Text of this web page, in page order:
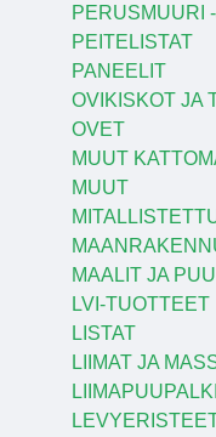
PERUSMUURI
PEITELISTAT
PANEELIT
OVIKISKOT JA
OVET
MUUT
MUUT
MAALIT JA
LVI-TUOTTEET
LISTAT
LIIMAT JA